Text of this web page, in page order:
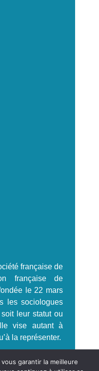
française de
française de
le 22 mars
les sociologues
leur statut ou
vise autant à
la représenter.
garantir la meilleure